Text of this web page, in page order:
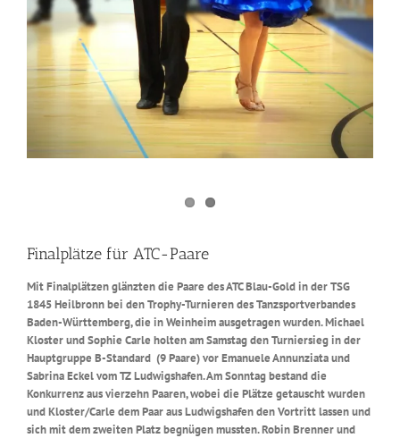
Finalplätze für ATC-Paare
Mit Finalplätzen glänzten die Paare des ATC Blau-Gold in der TSG
1845 Heilbronn bei den Trophy-Turnieren des Tanzsportverbandes
Baden-Württemberg, die in Weinheim ausgetragen wurden. Michael
Kloster und Sophie Carle holten am Samstag den Turniersieg in der
Hauptgruppe B-Standard (9 Paare) vor Emanuele Annunziata und
Sabrina Eckel vom TZ Ludwigshafen. Am Sonntag bestand die
Konkurrenz aus vierzehn Paaren, wobei die Plätze getauscht wurden
und Kloster/Carle dem Paar aus Ludwigshafen den Vortritt lassen und
sich mit dem zweiten Platz begnügen mussten. Robin Brenner und